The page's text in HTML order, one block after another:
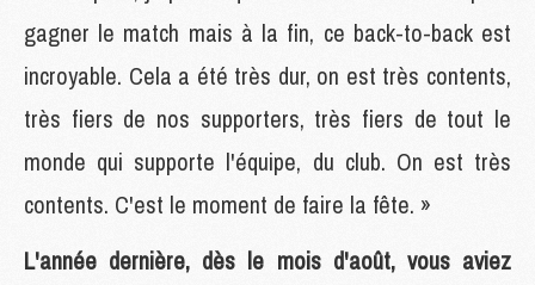
gagner le match mais à la fin, ce back-to-back est
incroyable. Cela a été très dur, on est très contents,
très fiers de nos supporters, très fiers de tout le
monde qui supporte l'équipe, du club. On est très
contents. C'est le moment de faire la fête. »
L'année dernière, dès le mois d'août, vous aviez